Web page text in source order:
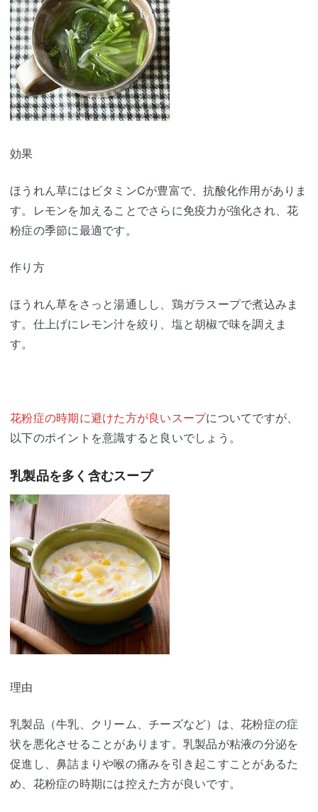
効果
ほうれん草にはビタミンCが豊富で、抗酸化作用がありま
す。レモンを加えることでさらに免疫力が強化され、花
粉症の季節に最適です。
作り方
ほうれん草をさっと湯通しし、鶏ガラスープで煮込みま
す。仕上げにレモン汁を絞り、塩と胡椒で味を調えま
す。
花粉症の時期に避けた方が良いスープについてですが、
以下のポイントを意識すると良いでしょう。
乳製品を多く含むスープ
理由
乳製品（牛乳、クリーム、チーズなど）は、花粉症の症
状を悪化させることがあります。乳製品が粘液の分泌を
促進し、鼻詰まりや喉の痛みを引き起こすことがあるた
め、花粉症の時期には控えた方が良いです。